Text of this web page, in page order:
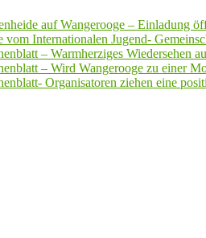
auf Wangerooge – Einladung
vom Internationalen Jugend-
– Warmherziges Wiedersehen
– Wird Wangerooge zu einer
Organisatoren ziehen eine